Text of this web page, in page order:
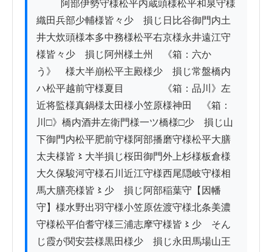
織田兵部少輔様皆々少ゝ損じ日比谷御門内土
井大炊頭様本多中務様松平右京様永井遠江守
様皆々少ゝ損じ阿州様土州　《箱：六か
う》　様大半崩松平主殿様少ゝ損じ常盤橋内
ハ松平越前守様夏目　　　　《箱：品川》左
近将監様真鍋様太田様小笠原様神田　《箱：
川□》橋内酒井左衛門様一ツ橋様□少ゝ損じ山
下御門内松平肥前守様阿部播磨守様松平大膳
太夫様皆〻大半損じ桜田御門外上杉様板倉様
大久保駿河守様石川近江守様西尾隠岐守様相
馬大膳亮様皆〻少ゝ損じ阿部稲葉守【因幡
守】様水野出羽守様小笠原佐渡守様北条美濃
守様松平伯耆守様三浦志摩守様皆〻少ゝそん
じ霞が関安芸様黒田様少ゝ損じ永田馬場山王